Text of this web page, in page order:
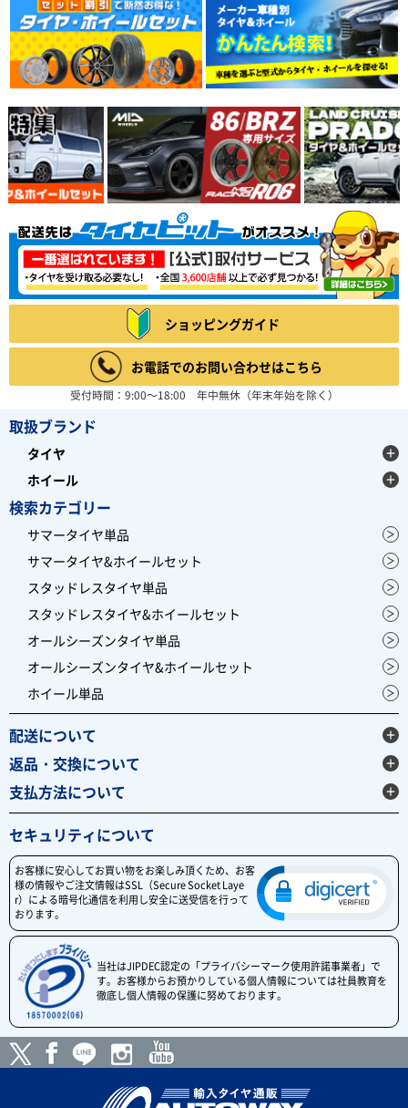
ショッピングガイド
お電話でのお問い合わせはこちら
受付時間：9:00～18:00 年中無休（年末年始を除く）
取扱ブランド
タイヤ
ホイール
検索カテゴリー
サマータイヤ単品
サマータイヤ&ホイールセット
スタッドレスタイヤ単品
スタッドレスタイヤ&ホイールセット
オールシーズンタイヤ単品
オールシーズンタイヤ&ホイールセット
ホイール単品
配送について
返品・交換について
支払方法について
セキュリティについて
お客様に安心してお買い物をお楽しみ頂くため、お客
様の情報やご注文情報はSSL（Secure Socket Laye
r）による暗号化通信を利用し安全に送受信を行って
おります。
当社はJIPDEC認定の「プライバシーマーク使用許諾事業者」で
す。お客様からお預かりしている個人情報については社員教育を
徹底し個人情報の保護に努めております。